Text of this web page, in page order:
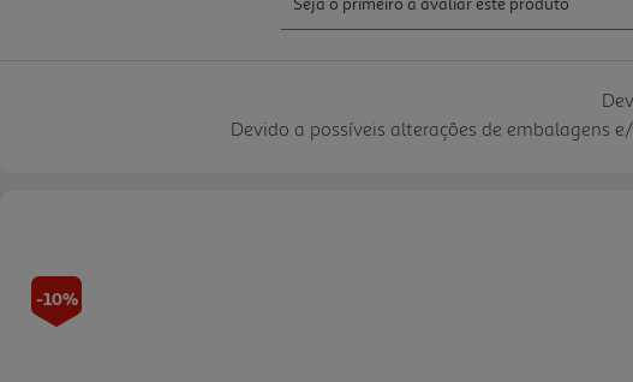
Devido a possíveis alterações de embalagens
-10%